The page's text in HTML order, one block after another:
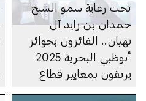
تحت رعاية سمو الشيخ
حمدان بن زايد آل
نهيان.. الفائزون بجوائز
أبوظبي البحرية 2025
يرتقون بمعايير قطاع